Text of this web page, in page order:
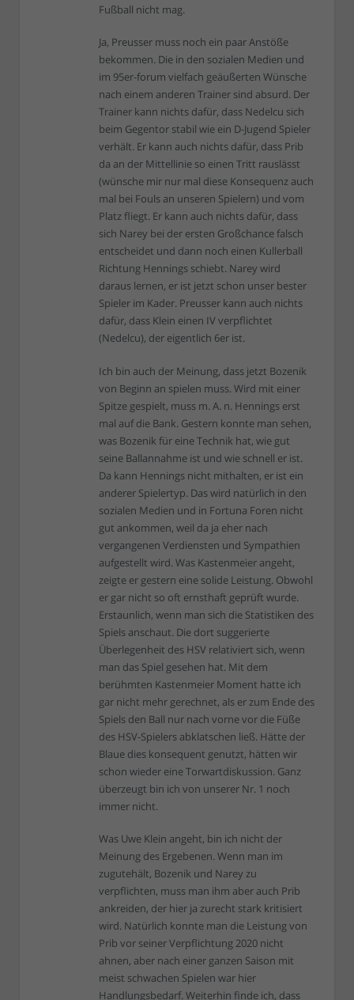
Fußball nicht mag.
Ja, Preusser muss noch ein paar Anstöße
bekommen. Die in den sozialen Medien und
im 95er-forum vielfach geäußerten Wünsche
nach einem anderen Trainer sind absurd. Der
Trainer kann nichts dafür, dass Nedelcu sich
beim Gegentor stabil wie ein D-Jugend Spieler
verhält. Er kann auch nichts dafür, dass Prib
da an der Mittellinie so einen Tritt rauslässt
(wünsche mir nur mal diese Konsequenz auch
mal bei Fouls an unseren Spielern) und vom
Platz fliegt. Er kann auch nichts dafür, dass
sich Narey bei der ersten Großchance falsch
entscheidet und dann noch einen Kullerball
Richtung Hennings schiebt. Narey wird
daraus lernen, er ist jetzt schon unser bester
Spieler im Kader. Preusser kann auch nichts
dafür, dass Klein einen IV verpflichtet
(Nedelcu), der eigentlich 6er ist.
Ich bin auch der Meinung, dass jetzt Bozenik
von Beginn an spielen muss. Wird mit einer
Spitze gespielt, muss m. A. n. Hennings erst
mal auf die Bank. Gestern konnte man sehen,
was Bozenik für eine Technik hat, wie gut
seine Ballannahme ist und wie schnell er ist.
Da kann Hennings nicht mithalten, er ist ein
anderer Spielertyp. Das wird natürlich in den
sozialen Medien und in Fortuna Foren nicht
gut ankommen, weil da ja eher nach
vergangenen Verdiensten und Sympathien
aufgestellt wird. Was Kastenmeier angeht,
zeigte er gestern eine solide Leistung. Obwohl
er gar nicht so oft ernsthaft geprüft wurde.
Erstaunlich, wenn man sich die Statistiken des
Spiels anschaut. Die dort suggerierte
Überlegenheit des HSV relativiert sich, wenn
man das Spiel gesehen hat. Mit dem
berühmten Kastenmeier Moment hatte ich
gar nicht mehr gerechnet, als er zum Ende des
Spiels den Ball nur nach vorne vor die Füße
des HSV-Spielers abklatschen ließ. Hätte der
Blaue dies konsequent genutzt, hätten wir
schon wieder eine Torwartdiskussion. Ganz
überzeugt bin ich von unserer Nr. 1 noch
immer nicht.
Was Uwe Klein angeht, bin ich nicht der
Meinung des Ergebenen. Wenn man im
zugutehält, Bozenik und Narey zu
verpflichten, muss man ihm aber auch Prib
ankreiden, der hier ja zurecht stark kritisiert
wird. Natürlich konnte man die Leistung von
Prib vor seiner Verpflichtung 2020 nicht
ahnen, aber nach einer ganzen Saison mit
meist schwachen Spielen war hier
Handlungsbedarf. Weiterhin finde ich, dass